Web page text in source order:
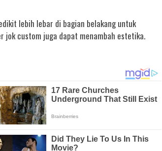
lebih lebar di bagian belakang untuk
jok custom juga dapat menambah estetika.